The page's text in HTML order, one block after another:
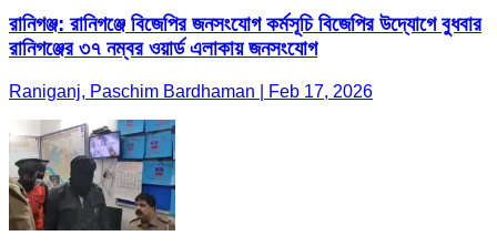
রানিগঞ্জ: রানিগঞ্জে বিজেপির জনসংযোগ কর্মসূচি বিজেপির উদ্যোগে বুধবার
রানিগঞ্জের ৩৭ নম্বর ওয়ার্ড এলাকায় জনসংযোগ
Raniganj, Paschim Bardhaman | Feb 17, 2026